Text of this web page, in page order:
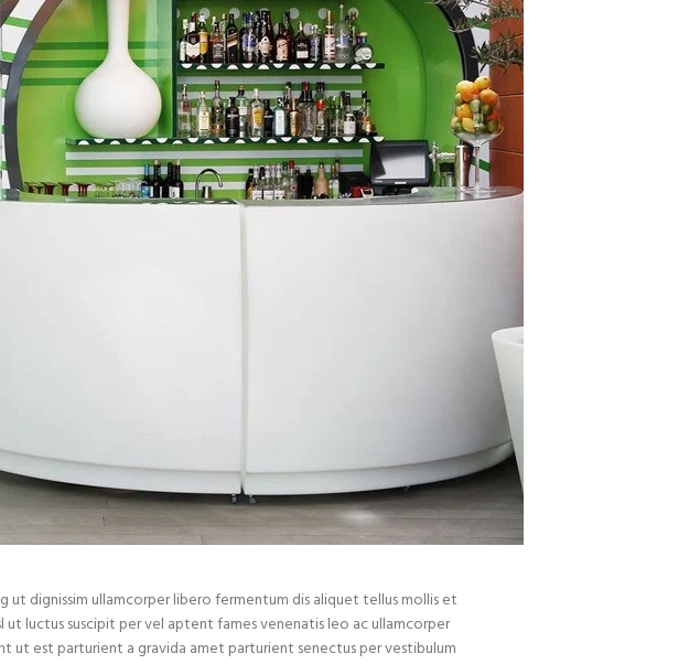
ut dignissim ullamcorper libero fermentum dis aliquet tellus mollis et
luctus suscipit per vel aptent fames venenatis leo ac ullamcorper
ut est parturient a gravida amet parturient senectus per vestibulum